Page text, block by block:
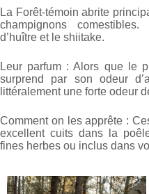
La Forêt-témoin abrite
champignons
d’huître et le shiitake.
Leur parfum : Alors que le
surprend par son odeur
littéralement une forte odeur
Comment on les apprête :
excellent cuits dans la
fines herbes ou inclus dans